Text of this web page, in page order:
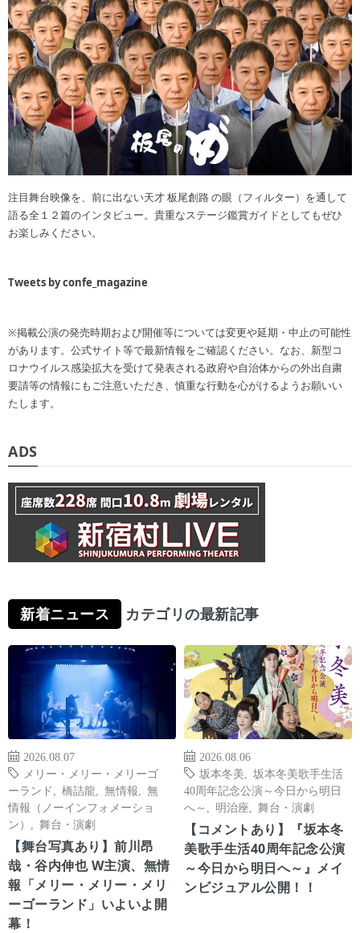
注目舞台映像を、前に出ない天才 板尾創路 の眼（フィルター）を通して
語る全１２篇のインタビュー。貴重なステージ鑑賞ガイドとしてもぜひ
お楽しみください。
Tweets by confe_magazine
※掲載公演の発売時期および開催等については変更や延期・中止の可能性
があります。公式サイト等で最新情報をご確認ください。なお、新型コ
ロナウイルス感染拡大を受けて発表される政府や自治体からの外出自粛
要請等の情報にもご注意いただき、慎重な行動を心がけるようお願いい
たします。
ADS
新着ニュース カテゴリの最新記事
2026.08.07
メリー・メリー・メリーゴ
ーランド
橋詰龍 無情報
無
情報（ノーインフォメーショ
ン）
舞台・演劇
【舞台写真あり】前川昂
哉・谷内伸也 W主演、無情
報「メリー・メリー・メリ
ーゴーランド」いよいよ開
幕！
2026.08.06
坂本冬美
坂本冬美歌手生活
40周年記念公演～今日から明日
へ～
明治座 舞台・演劇
【コメントあり】『坂本冬
美歌手生活40周年記念公演
～今日から明日へ～』メイ
ンビジュアル公開！！